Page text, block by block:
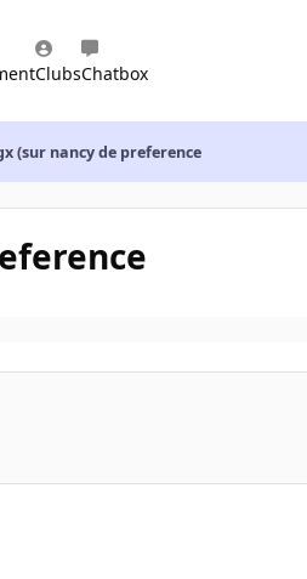
ClubsChatbox
(sur nancy de preference